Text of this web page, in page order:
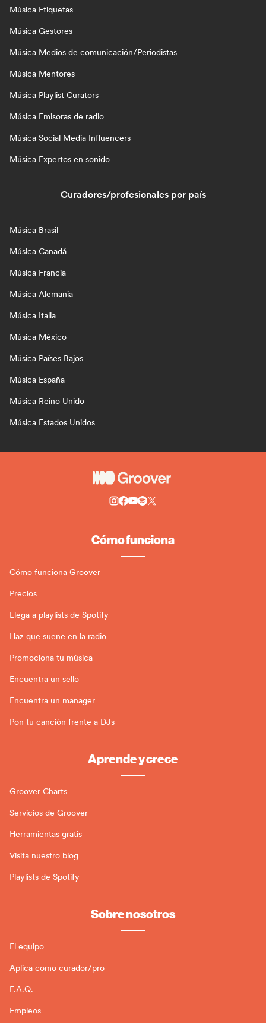
Música Etiquetas
Música Gestores
Música Medios de comunicación/Periodistas
Música Mentores
Música Playlist Curators
Música Emisoras de radio
Música Social Media Influencers
Música Expertos en sonido
Curadores/profesionales por país
Música Brasil
Música Canadá
Música Francia
Música Alemania
Música Italia
Música México
Música Países Bajos
Música España
Música Reino Unido
Música Estados Unidos
Cómo funciona
Cómo funciona Groover
Precios
Llega a playlists de Spotify
Haz que suene en la radio
Promociona tu mùsica
Encuentra un sello
Encuentra un manager
Pon tu canción frente a DJs
Aprende y crece
Groover Charts
Servicios de Groover
Herramientas gratis
Visita nuestro blog
Playlists de Spotify
Sobre nosotros
El equipo
Aplica como curador/pro
F.A.Q.
Empleos